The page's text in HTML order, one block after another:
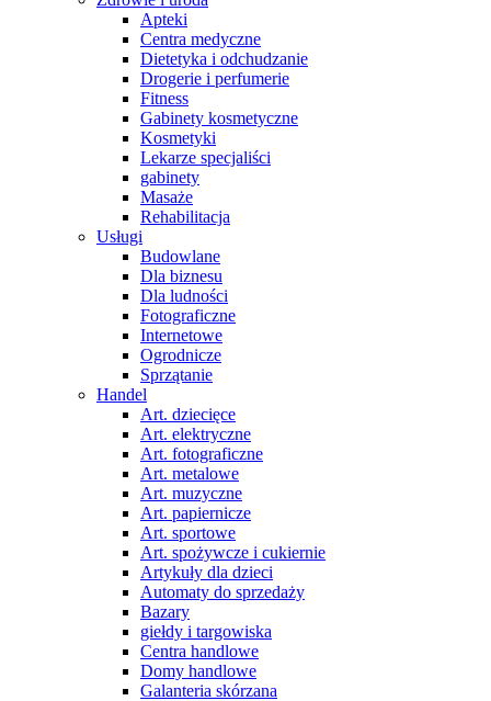
Apteki
Centra medyczne
Dietetyka i odchudzanie
Drogerie i perfumerie
Fitness
Gabinety kosmetyczne
Kosmetyki
Lekarze specjaliści
gabinety
Masaże
Rehabilitacja
Usługi
Budowlane
Dla biznesu
Dla ludności
Fotograficzne
Internetowe
Ogrodnicze
Sprzątanie
Handel
Art. dziecięce
Art. elektryczne
Art. fotograficzne
Art. metalowe
Art. muzyczne
Art. papiernicze
Art. sportowe
Art. spożywcze i cukiernie
Artykuły dla dzieci
Automaty do sprzedaży
Bazary
giełdy i targowiska
Centra handlowe
Domy handlowe
Galanteria skórzana